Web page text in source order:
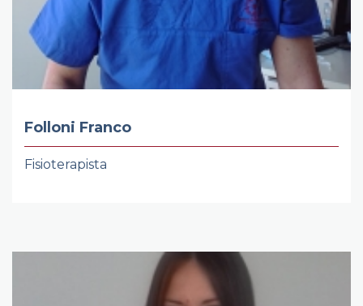
Folloni Franco
Fisioterapista